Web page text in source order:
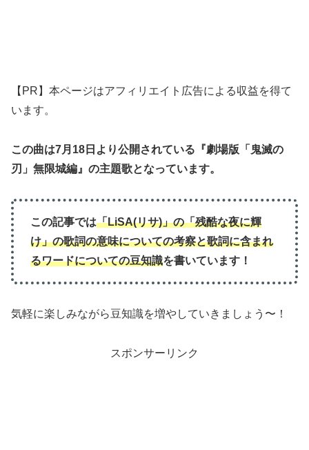
【PR】本ページはアフィリエイト広告による収益を得て
います。
この曲は7月18日より公開されている『劇場版「鬼滅の
刃」無限城編』の主題歌となっています。
この記事では「LiSA(リサ)」の「残酷な夜に輝
け」の歌詞の意味についての考察と歌詞に含まれ
るワードについての豆知識を書いています！
気軽に楽しみながら豆知識を増やしていきましょう〜！
スポンサーリンク